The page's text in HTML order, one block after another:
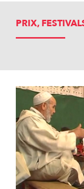
PRIX,